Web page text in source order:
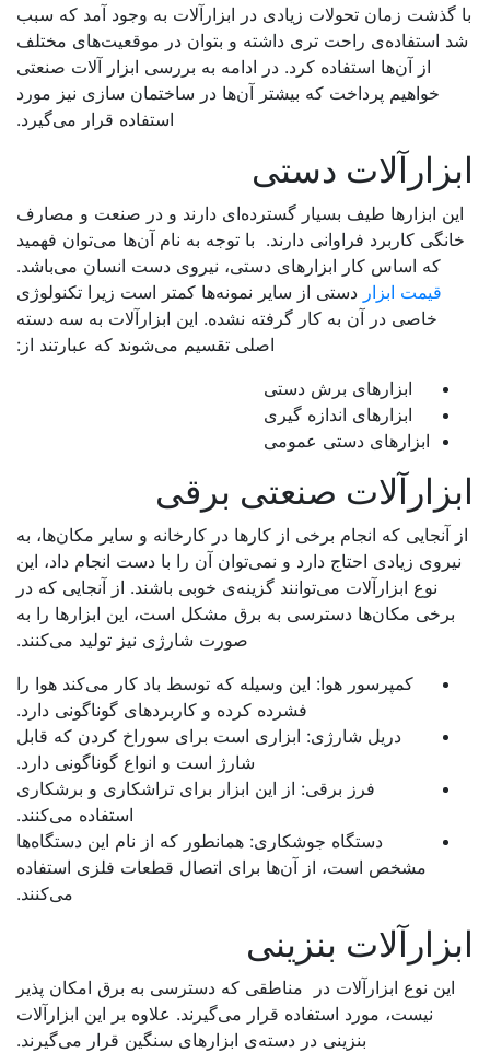
گذشت زمان تحولات زیادی در ابزارآلات به وجود آمد که سبب
استفاده‌ی راحت تری داشته و بتوان در موقعیت‌های مختلف
از آن‌ها استفاده کرد. در ادامه به بررسی ابزار آلات صنعتی
خواهیم پرداخت که بیشتر آن‌ها در ساختمان سازی نیز مورد
استفاده قرار می‌گیرد.
دستی
ابزارها طیف بسیار گسترده‌ای دارند و در صنعت و مصارف
کاربرد فراوانی دارند. با توجه به نام آن‌ها می‌توان فهمید
که اساس کار ابزارهای دستی، نیروی دست انسان می‌باشد.
قیمت ابزار دستی از سایر نمونه‌ها کمتر است زیرا تکنولوژی
خاصی در آن به کار گرفته نشده. این ابزارآلات به سه دسته
اصلی تقسیم می‌شوند که عبارتند از:
ابزارهای برش دستی
ابزارهای اندازه گیری
ابزارهای دستی عمومی
صنعتی برقی
آنجایی که انجام برخی از کارها در کارخانه و سایر مکان‌ها، به
زیادی احتاج دارد و نمی‌توان آن را با دست انجام داد، این
نوع ابزارآلات می‌توانند گزینه‌ی خوبی باشند. از آنجایی که در
برخی مکان‌ها دسترسی به برق مشکل است، این ابزارها را به
صورت شارژی نیز تولید می‌کنند.
کمپرسور هوا: این وسیله که توسط باد کار می‌کند هوا را
فشرده کرده و کاربردهای گوناگونی دارد.
دریل شارژی: ابزاری است برای سوراخ کردن که قابل
شارژ است و انواع گوناگونی دارد.
فرز برقی: از این ابزار برای تراشکاری و برشکاری
استفاده می‌کنند.
دستگاه جوشکاری: همانطور که از نام این دستگاه‌ها
مشخص است، از آن‌ها برای اتصال قطعات فلزی استفاده
می‌کنند.
بنزینی
این نوع ابزارآلات در مناطقی که دسترسی به برق امکان پذیر
نیست، مورد استفاده قرار می‌گیرند. علاوه بر این ابزارآلات
بنزینی در دسته‌ی ابزارهای سنگین قرار می‌گیرند.